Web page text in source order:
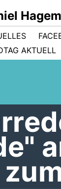
AKTUELL